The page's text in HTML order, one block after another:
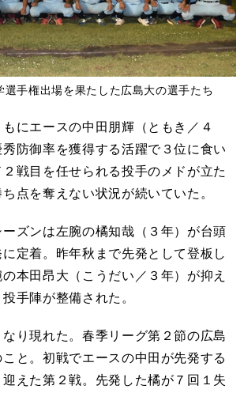
選手権出場を果たした広島大の選手たち
にエースの中田朋輝（ともき／４
防御率を獲得する活躍で３位に食い
戦目を任せられる投手のメドが立た
点を奪えない状況が続いていた。
ズンは左腕の橘知哉（３年）が台頭
定着。昨年秋まで先発として登板し
本田昂大（こうだい／３年）が抑え
手陣が整備された。
り現れた。春季リーグ第２節の広島
と。初戦でエースの中田が先発する
えた第２戦。先発した橘が７回１失